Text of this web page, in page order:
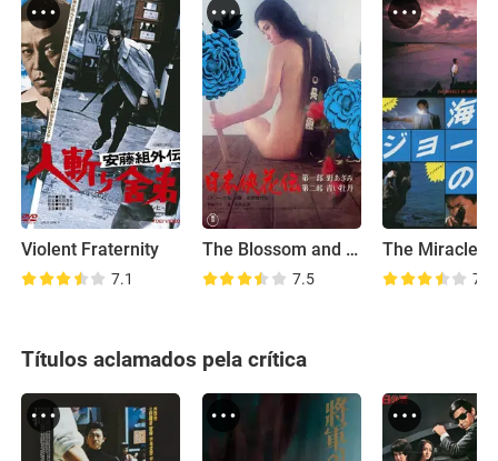
Violent Fraternity
7.1
The Blossom and the Sword
7.5 7.1
Títulos aclamados pela crítica